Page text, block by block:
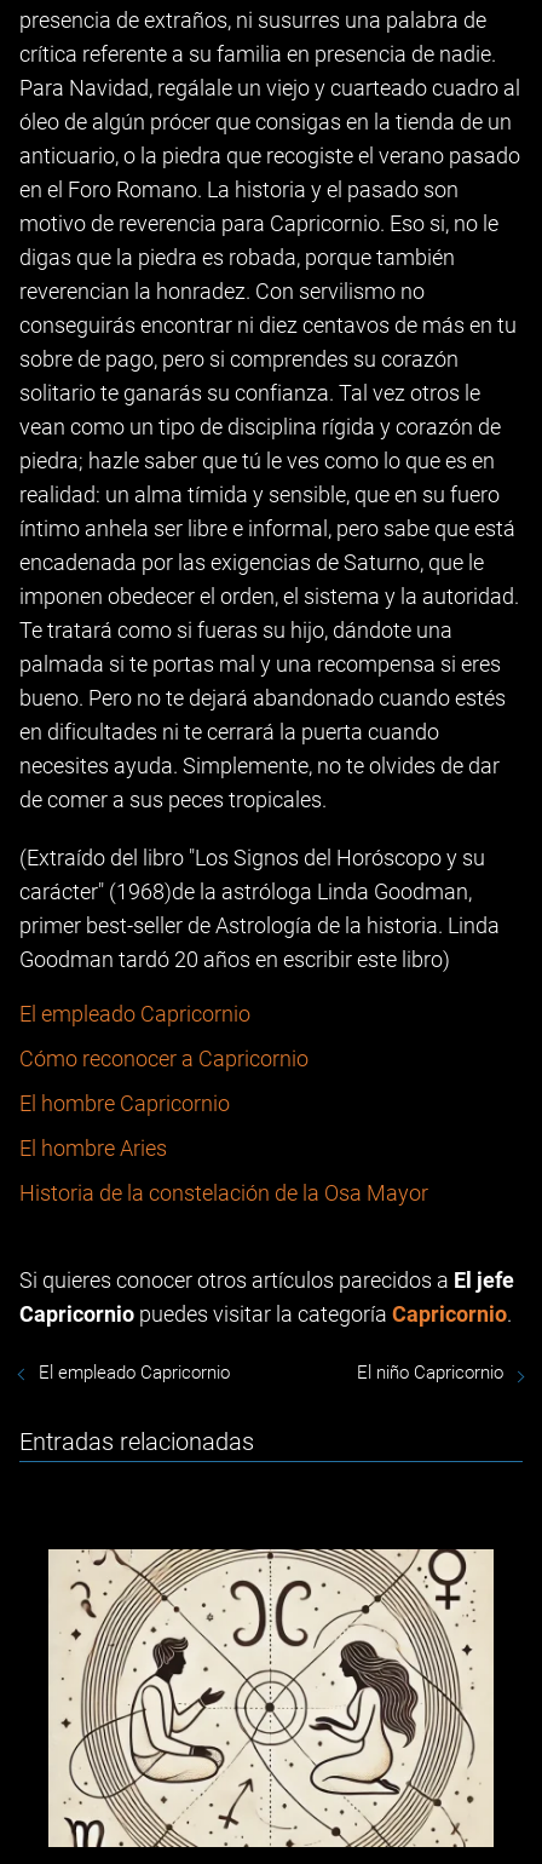
presencia de extraños, ni susurres una palabra de
crítica referente a su familia en presencia de nadie.
Para Navidad, regálale un viejo y cuarteado cuadro al
óleo de algún prócer que consigas en la tienda de un
anticuario, o la piedra que recogiste el verano pasado
en el Foro Romano. La historia y el pasado son
motivo de reverencia para Capricornio. Eso si, no le
digas que la piedra es robada, porque también
reverencian la honradez. Con servilismo no
conseguirás encontrar ni diez centavos de más en tu
sobre de pago, pero si comprendes su corazón
solitario te ganarás su confianza. Tal vez otros le
vean como un tipo de disciplina rígida y corazón de
piedra; hazle saber que tú le ves como lo que es en
realidad: un alma tímida y sensible, que en su fuero
íntimo anhela ser libre e informal, pero sabe que está
encadenada por las exigencias de Saturno, que le
imponen obedecer el orden, el sistema y la autoridad.
Te tratará como si fueras su hijo, dándote una
palmada si te portas mal y una recompensa si eres
bueno. Pero no te dejará abandonado cuando estés
en dificultades ni te cerrará la puerta cuando
necesites ayuda. Simplemente, no te olvides de dar
de comer a sus peces tropicales.
(Extraído del libro "Los Signos del Horóscopo y su
carácter" (1968)de la astróloga Linda Goodman,
primer best-seller de Astrología de la historia. Linda
Goodman tardó 20 años en escribir este libro)
El empleado Capricornio
Cómo reconocer a Capricornio
El hombre Capricornio
El hombre Aries
Historia de la constelación de la Osa Mayor
Si quieres conocer otros artículos parecidos a El jefe
Capricornio puedes visitar la categoría Capricornio.
El empleado Capricornio El niño Capricornio
Entradas relacionadas